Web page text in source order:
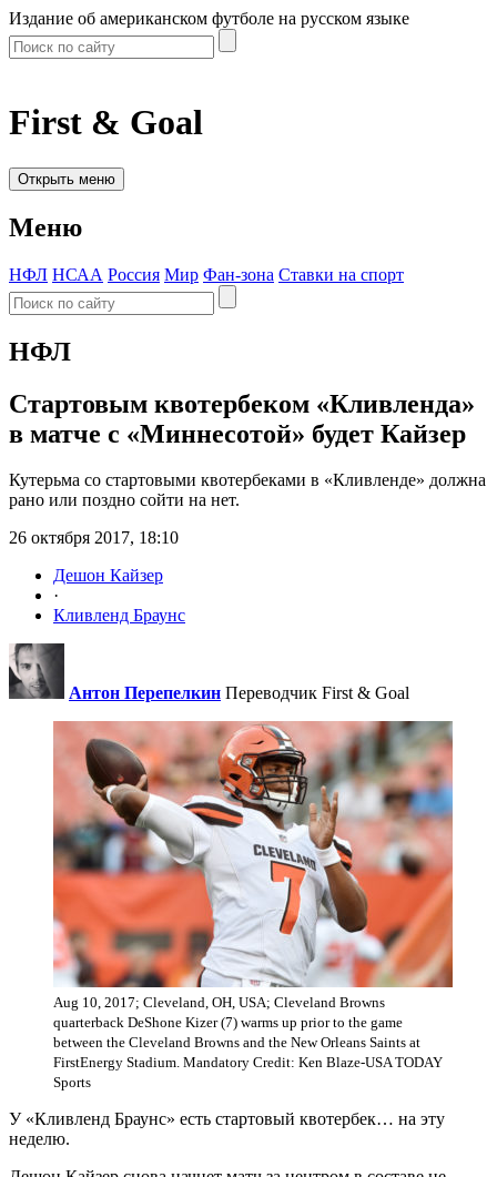
Издание об американском футболе на русском языке
First & Goal
Открыть меню
Меню
НФЛ НСАА Россия Мир Фан-зона Ставки на спорт
НФЛ
Стартовым квотербеком «Кливленда»
в матче с «Миннесотой» будет Кайзер
Кутерьма со стартовыми квотербеками в «Кливленде» должна
рано или поздно сойти на нет.
26 октября 2017, 18:10
Дешон Кайзер
·
Кливленд Браунс
Антон Перепелкин Переводчик First & Goal
Aug 10, 2017; Cleveland, OH, USA; Cleveland Browns
quarterback DeShone Kizer (7) warms up prior to the game
between the Cleveland Browns and the New Orleans Saints at
FirstEnergy Stadium. Mandatory Credit: Ken Blaze-USA TODAY
Sports
У «Кливленд Браунс» есть стартовый квотербек… на эту
неделю.